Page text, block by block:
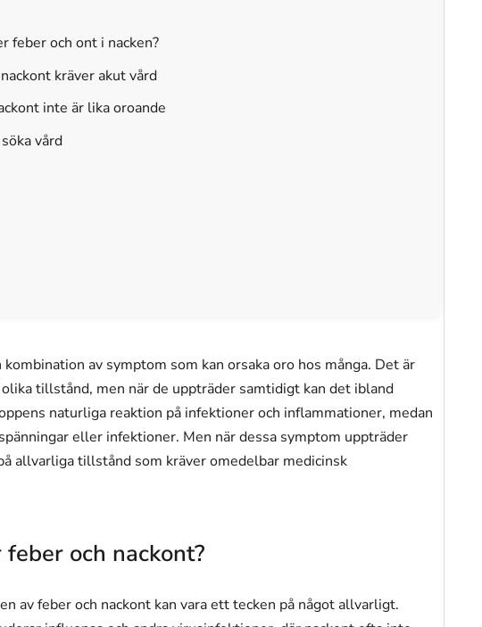
feber och ont i nacken?
kräver akut vård
inte är lika oroande
vård
av symptom som kan orsaka oro hos många. Det är
tillstånd, men när de uppträder samtidigt kan det ibland
naturliga reaktion på infektioner och inflammationer, medan
eller infektioner. Men när dessa symptom uppträder
allvarliga tillstånd som kräver omedelbar medicinsk
och nackont?
av feber och nackont kan vara ett tecken på något allvarligt.